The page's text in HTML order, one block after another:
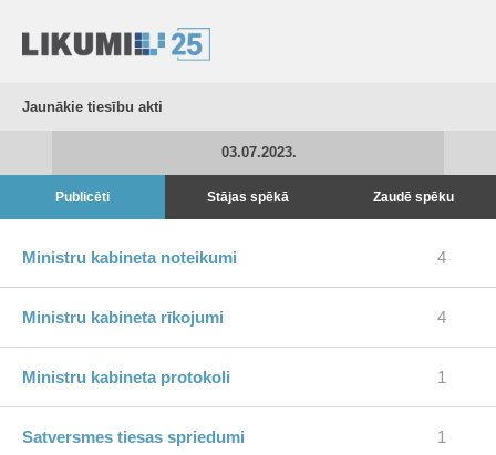
Jaunākie tiesību akti
03.07.2023.
Publicēti Stājas spēkā Zaudē spēku
Ministru kabineta noteikumi 4
Ministru kabineta rīkojumi 4
Ministru kabineta protokoli 1
Satversmes tiesas spriedumi 1